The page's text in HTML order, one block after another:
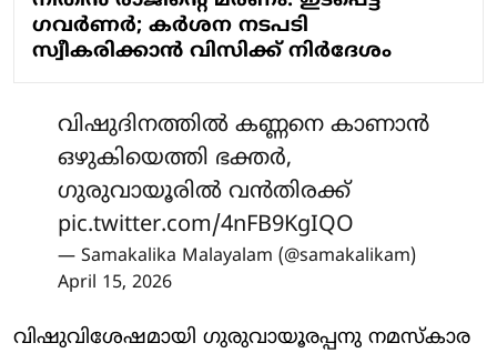
ഗവര്‍ണര്‍; കര്‍ശന നടപടി
സ്വീകരിക്കാന്‍ വിസിക്ക് നിര്‍ദേശം
വിഷുദിനത്തിൽ കണ്ണനെ കാണാന്‍
ഒഴുകിയെത്തി ഭക്തര്‍,
ഗുരുവായൂരില്‍ വന്‍തിരക്ക്
pic.twitter.com/4nFB9KgIQO
— Samakalika Malayalam (@samakalikam)
April 15, 2026
വിഷുവിശേഷമായി ഗുരുവായൂരപ്പനു നമസ്‌കാര